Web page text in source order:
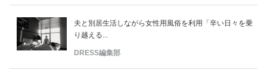
夫と別居生活しながら女性用風俗を利用「辛い日々を乗
り越える...
DRESS編集部